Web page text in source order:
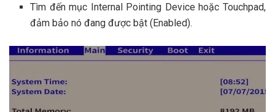
Tìm đến mục Internal Pointing Device hoặc Touchpad,
đảm bảo nó đang được bật (Enabled).